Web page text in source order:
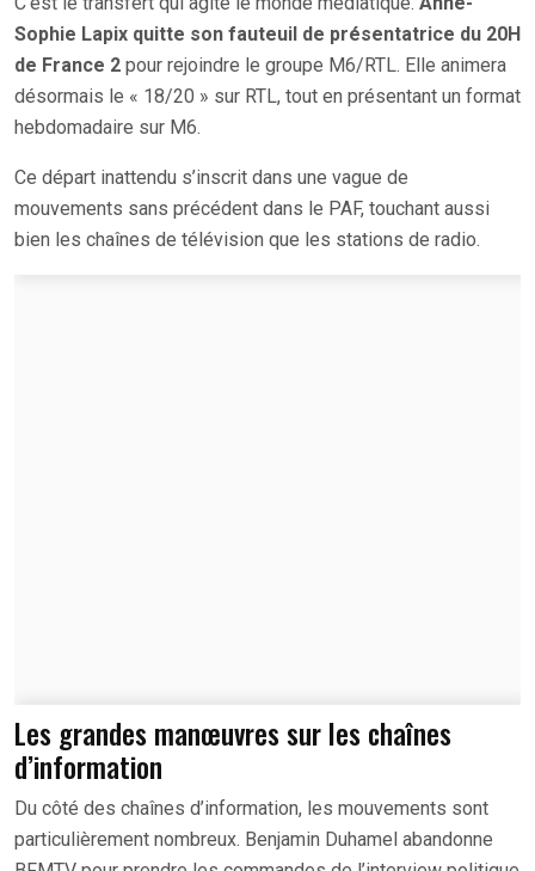
Sophie Lapix quitte son fauteuil de présentatrice du 20H
de France 2 pour rejoindre le groupe M6/RTL. Elle animera
désormais le « 18/20 » sur RTL, tout en présentant un format
hebdomadaire sur M6.
Ce départ inattendu s’inscrit dans une vague de
mouvements sans précédent dans le PAF, touchant aussi
bien les chaînes de télévision que les stations de radio.
Les grandes manœuvres sur les chaînes
d’information
Du côté des chaînes d’information, les mouvements sont
particulièrement nombreux. Benjamin Duhamel abandonne